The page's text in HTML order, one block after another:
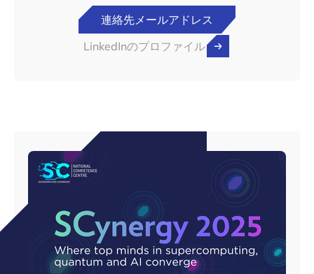
連絡先メールアドレス
LinkedInのプロファイル